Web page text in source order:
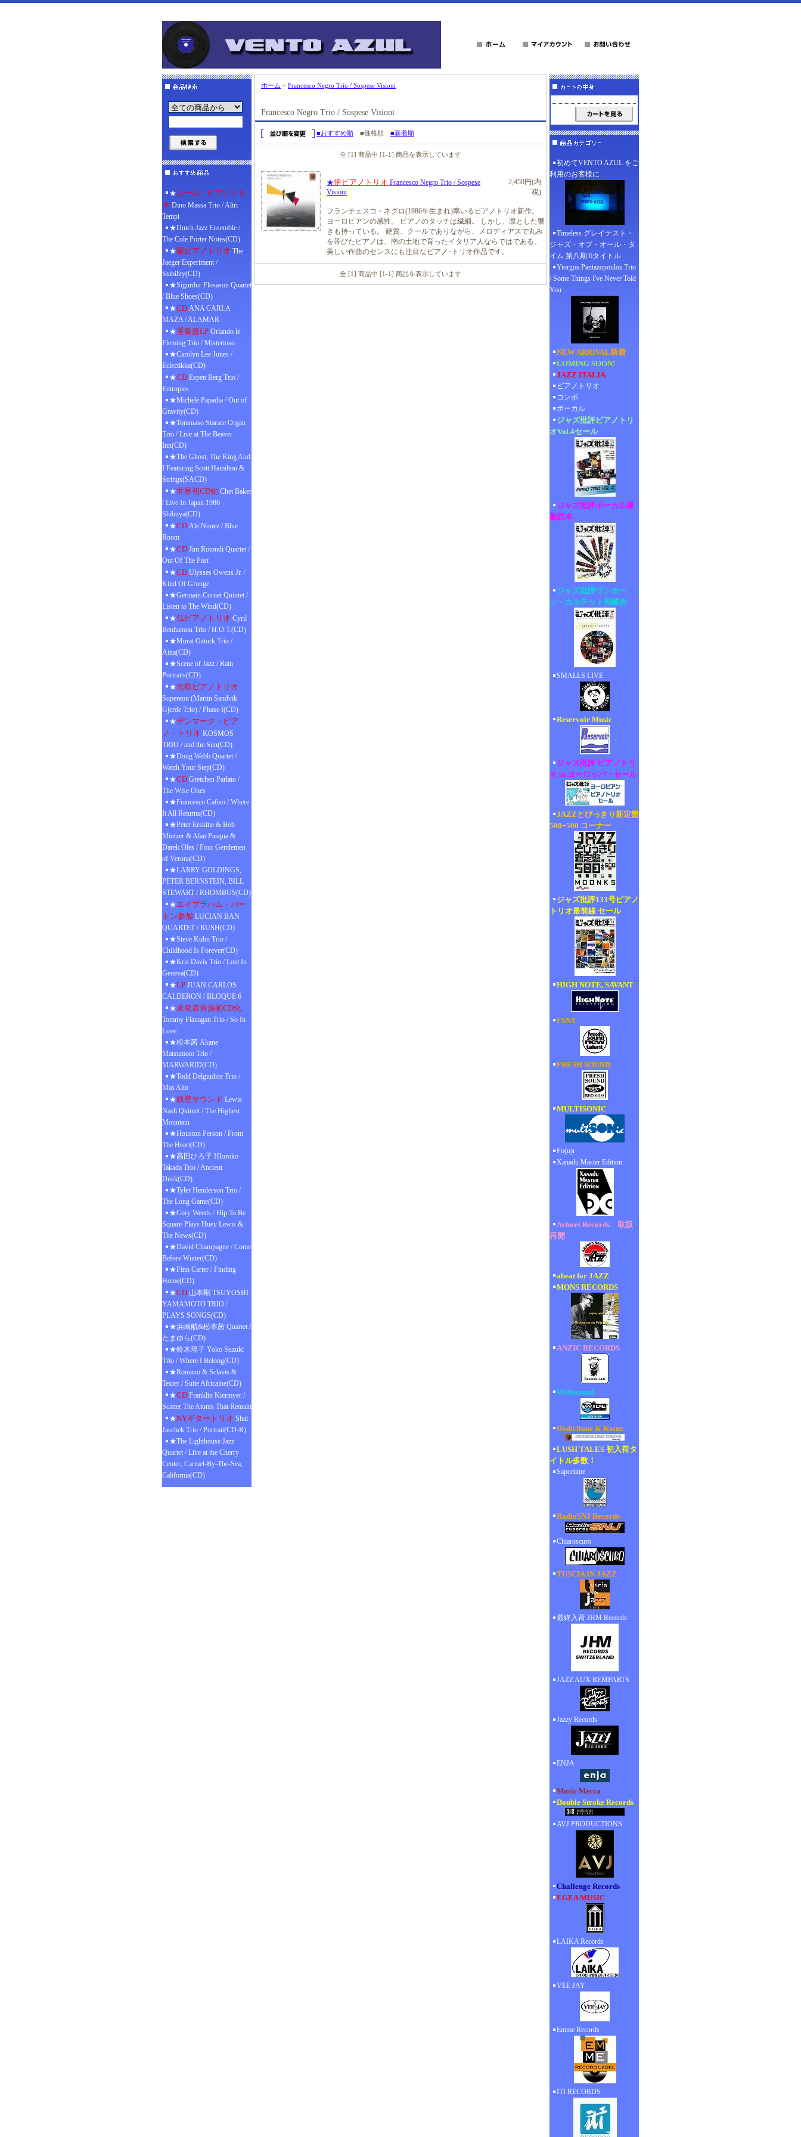
★ユーロ・ピアノトリ
オ Dino Massa Trio / Altri
Tempi
★Dutch Jazz Ensemble /
The Cole Porter Notes(CD)
★蘭ピアノトリオ The
Jaeger Experiment /
Stability(CD)
★Sigurdur Flosason Quartet
/ Blue Shoes(CD)
★CD ANA CARLA
MAZA / ALAMAR
★重量盤LP Orlando le
Fleming Trio / Misterioso
★Carolyn Lee Jones /
Eclectikka(CD)
★CD Espen Berg Trio /
Entropies
★Michele Papadia / Out of
Gravity(CD)
★Tommaso Starace Organ
Trio / Live at The Beaver
Inn(CD)
★The Ghost, The King And
I Featuring Scott Hamilton &
Strings(SACD)
★世界初CD化 Chet Baker
/ Live In Japan 1986
Shibuya(CD)
★CD Ale Nunez / Blue
Room
★CD Jim Rotondi Quartet /
Out Of The Past
★CD Ulysses Owens Jr. /
Kind Of Grunge
★Germain Cornet Quintet /
Listen to The Wind(CD)
★仏ピアノトリオ Cyril
Benhamou Trio / H.O.T.(CD)
★Murat Ozturk Trio /
Aina(CD)
★Scene of Jazz / Rain
Portraits(CD)
★北欧ピアノトリオ
Supereon (Martin Sandvik
Gjerde Trio) / Phase I(CD)
★デンマーク・ピア
ノ・トリオ KOSMOS
TRIO / and the Sun(CD)
★Doug Webb Quartet /
Watch Your Step(CD)
★CD Gretchen Parlato /
The Wise Ones
★Francesco Cafiso / Where
It All Returns(CD)
★Peter Erskine & Bob
Mintzer & Alan Pasqua &
Darek Oles / Four Gentlemen
of Verona(CD)
★LARRY GOLDINGS,
PETER BERNSTEIN, BILL
STEWART / RHOMBUS(CD)
★エイブラハム・バー
トン参加 LUCIAN BAN
QUARTET / RUSH(CD)
★Steve Kuhn Trio /
Childhood Is Forever(CD)
★Kris Davis Trio / Lost In
Geneva(CD)
★LP JUAN CARLOS
CALDERON / BLOQUE 6
★未発表音源初CD化
Tommy Flanagan Trio / So In
Love
★松本茜 Akane
Matsumoto Trio /
MARWARID(CD)
★Todd Delgiudice Trio /
Mas Alto
★鉄壁サウンド Lewis
Nash Quintet / The Highest
Mountain
★Houston Person / From
The Heart(CD)
★高田ひろ子 HIoroko
Takada Trio / Ancient
Dusk(CD)
★Tyler Henderson Trio /
The Long Game(CD)
★Cory Weeds / Hip To Be
Square-Plays Huey Lewis &
The News(CD)
★David Champagne / Come
Before Winter(CD)
★Finn Carter / Finding
Home(CD)
★CD 山本剛 TSUYOSHI
YAMAMOTO TRIO /
PLAYS SONGS(CD)
★浜崎航&松本茜 Quartet /
たまゆら(CD)
★鈴木瑶子 Yoko Suzuki
Trio / Where I Belong(CD)
★Romano & Sclavis &
Texier / Suite Africaine(CD)
★CD Franklin Kiermyer /
Scatter The Atoms That Remain
★NYギタートリオ Shai
Jaschek Trio / Portrait(CD-R)
★The Lighthouse Jazz
Quartet / Live at the Cherry
Center, Carmel-By-The-Sea,
California(CD)
ホーム > Francesco Negro Trio / Sospese Visioni
Francesco Negro Trio / Sospese Visioni
■おすすめ順 ■価格順 ■新着順
全 [1] 商品中 [1-1] 商品を表示しています
★伊ピアノトリオ Francesco Negro Trio / Sospese
Visioni
2,450円(内
税)
フランチェスコ・ネグロ(1986年生まれ)率いるピアノトリオ新作。
ヨーロピアンの感性。 ピアノのタッチは繊細。 しかし、凛とした響
きも持っている。 硬質、クールでありながら、メロディアスで丸み
を帯びたピアノは、南の土地で育ったイタリア人ならではである。
美しい作曲のセンスにも注目なピアノ･トリオ作品です。
全 [1] 商品中 [1-1] 商品を表示しています
初めてVENTO AZUL をご
利用のお客様に
Timeless グレイテスト・
ジャズ・オブ・オール・タ
イム 第八期 6タイトル
Yiorgos Pantazopoulos Trio
/ Some Things I've Never Told
You
NEW ARRIVAL新着
COMING SOON!
JAZZ ITALIA
ピアノトリオ
コンボ
ボーカル
ジャズ批評ピアノトリ
オVol.4セール
ジャズ批評ボーカル最
新読本
ジャズ批評ワンホー
ン・カルテット掲載作
SMALLS LIVE
Reservoir Music
ジャズ批評 ピアノトリ
オ in ヨーロッパ・セール
JAZZとびっきり新定盤
500+500 コーナー
ジャズ批評133号ピアノ
トリオ最前線 セール
HIGH NOTE, SAVANT
FSNT
FRESH SOUND
MULTISONIC
Fo(u)r
Xanadu Master Edition
Arbors Records 取扱
再開
abeat for JAZZ
MONS RECORDS
ANZIC RECORDS
Widesound
Dodicilune & Koine
LUSH TALES 初入荷タ
イトル多数！
Sapcetime
RadioSNJ Records
Chiaroscuro
TUSCIA IN JAZZ
最終入荷 JHM Records
JAZZ AUX REMPARTS
Jazzy Records
ENJA
Music Mecca
Double Stroke Records
AVJ PRODUCTIONS
Challenge Records
EGEA MUSIC
LAIKA Records
VEE JAY
Emme Records
ITI RECORDS